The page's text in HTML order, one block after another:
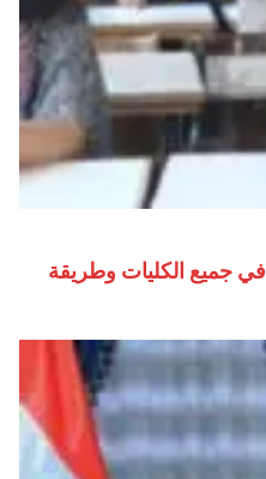
نتيجة اختبارات القدرات 2026 في جميع الكليات وطريقة